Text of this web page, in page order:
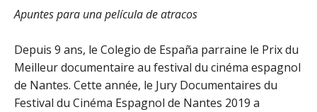
Apuntes para una película de atracos
Depuis 9 ans, le Colegio de España parraine le Prix du
Meilleur documentaire au festival du cinéma espagnol
de Nantes. Cette année, le Jury Documentaires du
Festival du Cinéma Espagnol de Nantes 2019 a